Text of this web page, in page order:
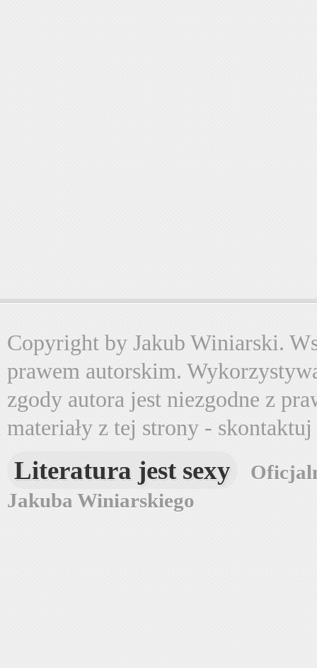
Copyright by Jakub Winiarski.
prawem autorskim.
zgody autora jest niezgodne z
materiały z tej strony -
Literatura jest sexy
Jakuba Winiarskiego